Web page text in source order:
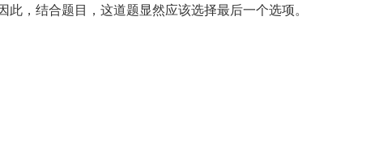
，结合题目，这道题显然应该选择最后一个选项。